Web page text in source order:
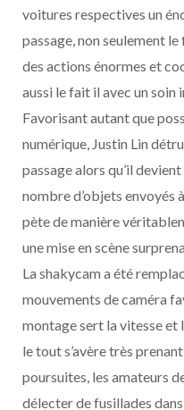
voitures respectives un
passage, non seulement
des actions énormes et
aussi le fait il avec un soin
Favorisant autant que
numérique, Justin Lin
passage alors qu’il
nombre d’objets envoyés
pète de manière
une mise en scène
La shakycam a été
mouvements de caméra
montage sert la vitesse et
le tout s’avère très
poursuites, les amateurs
délecter de fusillades